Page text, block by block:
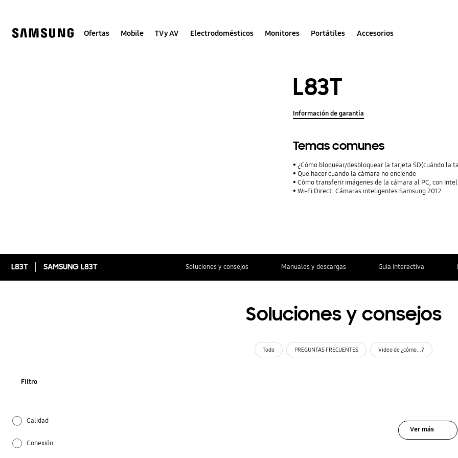
Ofertas Mobile TV y AV Electrodomésticos Monitores Portátiles Accesorios
L83T
Información de garantía
Temas comunes
¿Cómo bloquear/desbloquear la tarjeta SD(cuándo la
Que hacer cuando la cámara no enciende
Cómo transferir imágenes de la cámara al PC, con
Wi-Fi Direct: Cámaras inteligentes Samsung 2012
L83T SAMSUNG L83T Soluciones y consejos Manuales y descargas Guía Interactiva
Soluciones y consejos
Todo PREGUNTAS FRECUENTES Video de ¿cómo...?
Filtro
Calidad
Conexión
Ver más